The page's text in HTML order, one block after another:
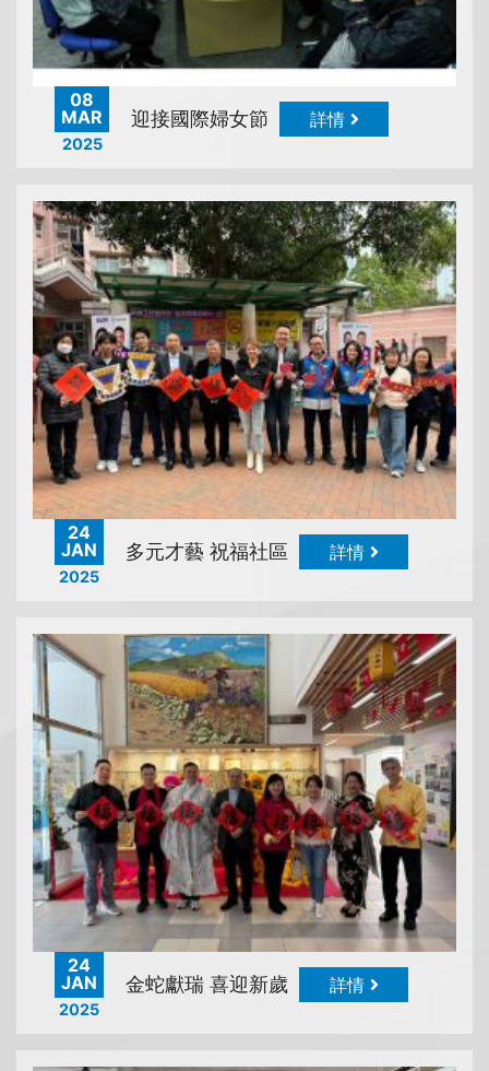
08
MAR
2025
迎接國際婦女節 詳情
24
JAN
2025
多元才藝 祝福社區 詳情
24
JAN
2025
金蛇獻瑞 喜迎新歲 詳情